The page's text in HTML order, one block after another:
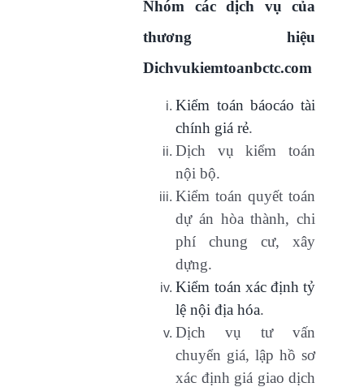
Nhóm các dịch vụ của
thương hiệu
Dichvukiemtoanbctc.com
Kiểm toán báocáo tài
chính giá rẻ.
Dịch vụ kiểm toán
nội bộ.
Kiểm toán quyết toán
dự án hòa thành, chi
phí chung cư, xây
dựng.
Kiểm toán xác định tỷ
lệ nội địa hóa.
Dịch vụ tư vấn
chuyển giá, lập hồ sơ
xác định giá giao dịch